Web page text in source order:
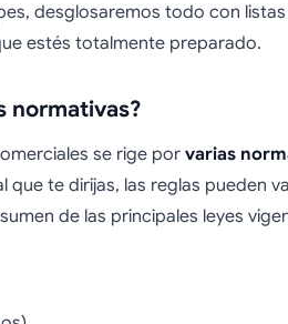
desglosaremos todo con
estés totalmente preparado.
normativas?
se rige porvarias
que te dirijas, las reglas pueden
de las principales leyes